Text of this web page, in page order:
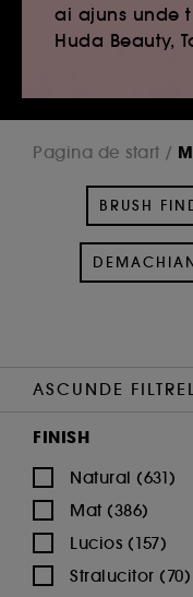
ai ajuns unde
Huda Beauty,
Pagina de start
BRUSH
ASCUNDE
FINISH
Natural (631)
Mat (386)
Lucios (157)
Stralucitor (70)